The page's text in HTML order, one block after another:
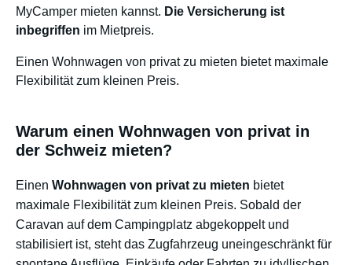
MyCamper mieten kannst. Die Versicherung ist
inbegriffen im Mietpreis.
Einen Wohnwagen von privat zu mieten bietet maximale
Flexibilität zum kleinen Preis.
Warum einen Wohnwagen von privat in
der Schweiz mieten?
Einen Wohnwagen von privat zu mieten bietet
maximale Flexibilität zum kleinen Preis. Sobald der
Caravan auf dem Campingplatz abgekoppelt und
stabilisiert ist, steht das Zugfahrzeug uneingeschränkt für